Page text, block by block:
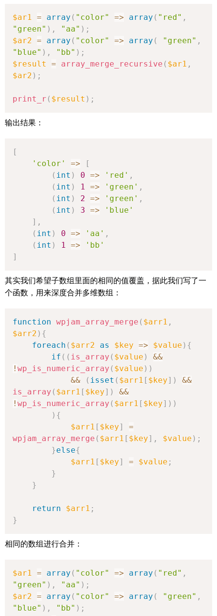
$ar1 = array ( "color" => array ( "red" ,
"green" ) , "aa" ) ;
$ar2 = array ( "color" => array ( "green" ,
"blue" ) , "bb" ) ;
$result
= array_merge_recursive ( $ar1 ,
$ar2 ) ;
print_r ( $result ) ;
输出结果：
[
'color'
=>
[
( int ) 0 => 'red' ,
( int ) 1 => 'green' ,
( int ) 2 => 'green' ,
( int ) 3 =>
'blue'
] ,
( int ) 0 => 'aa' ,
( int ) 1 =>
'bb'
]
其实我们希望子数组里面的相同的值覆盖，据此我们写了一
个函数，用来深度合并多维数组：
function wpjam_array_merge ( $arr1 ,
$arr2 ) {
foreach ( $arr2 as $key => $value ) {
if ( ( is_array ( $value )
&&
! wp_is_numeric_array ( $value ) )
&&
( isset ( $arr1 [ $key] )
&&
is_array ( $arr1 [ $key] )
&&
! wp_is_numeric_array ( $arr1 [ $key] ) )
) {
$arr1 [ $key]
=
wpjam_array_merge ( $arr1 [ $key] , $value ) ;
}else{
$arr1 [ $key] = $value ;
}
}
return $arr1 ;
}
相同的数组进行合并：
$ar1 = array ( "color" => array ( "red" ,
"green" ) , "aa" ) ;
$ar2 = array ( "color" => array ( "green" ,
"blue" ) , "bb" ) ;